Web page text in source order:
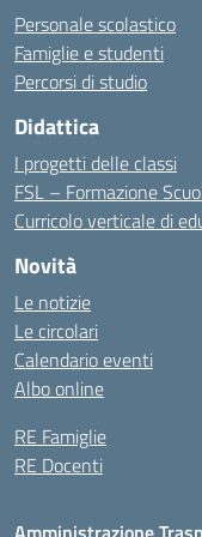
Personale scolastico
Famiglie e studenti
Percorsi di studio
Didattica
I progetti delle classi
FSL – Formazione
Curricolo verticale di
Novità
Le notizie
Le circolari
Calendario eventi
Albo online
RE Famiglie
RE Docenti